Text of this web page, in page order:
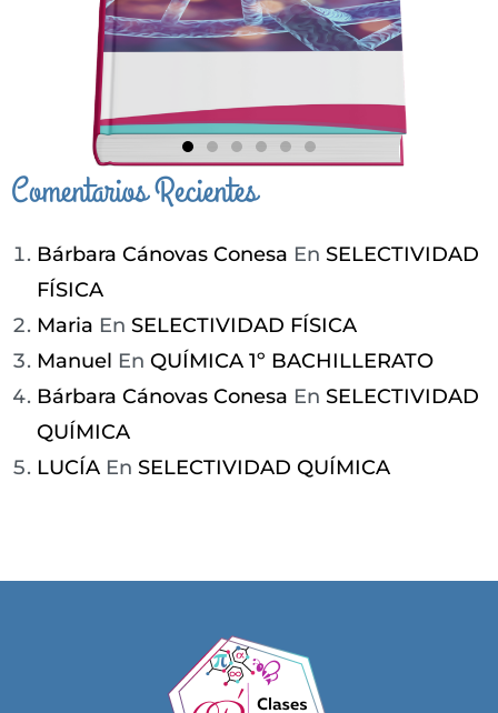
Comentarios Recientes
Bárbara Cánovas Conesa EnSELECTIVIDAD
FÍSICA
Maria EnSELECTIVIDAD FÍSICA
Manuel EnQUÍMICA 1º BACHILLERATO
Bárbara Cánovas Conesa EnSELECTIVIDAD
QUÍMICA
LUCÍA EnSELECTIVIDAD QUÍMICA